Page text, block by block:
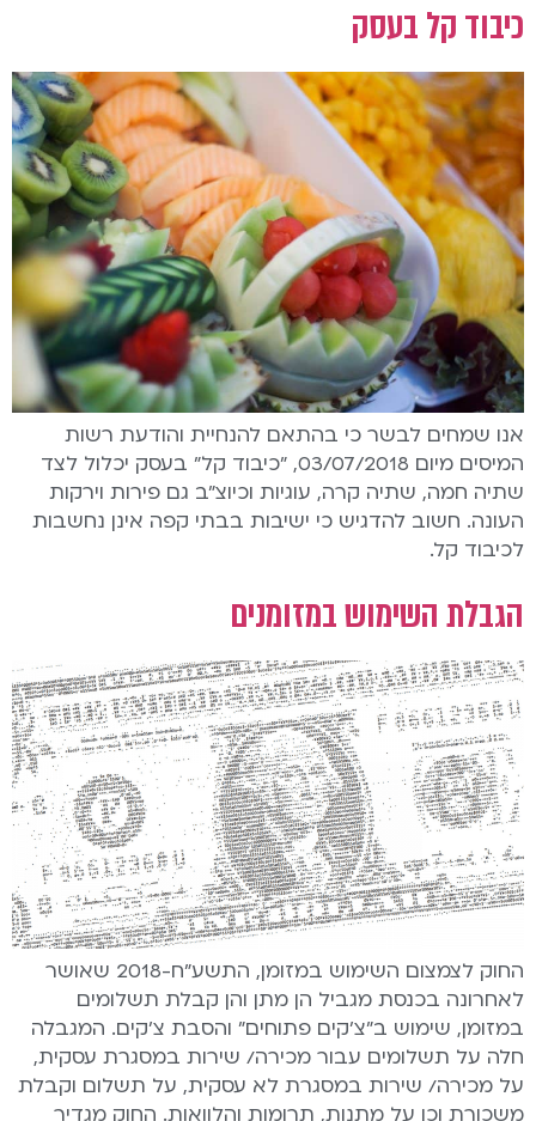
כיבוד קל בעסק
אנו שמחים לבשר כי בהתאם להנחיית והודעת רשות
המיסים מיום 03/07/2018, "כיבוד קל" בעסק יכלול לצד
שתיה חמה, שתיה קרה, עוגיות וכיוצ"ב גם פירות וירקות
העונה. חשוב להדגיש כי ישיבות בבתי קפה אינן נחשבות
לכיבוד קל.
הגבלת השימוש במזומנים
החוק לצמצום השימוש במזומן, התשע"ח-2018 שאושר
לאחרונה בכנסת מגביל הן מתן והן קבלת תשלומים
במזומן, שימוש ב"צ'קים פתוחים" והסבת צ'קים. המגבלה
חלה על תשלומים עבור מכירה/ שירות במסגרת עסקית,
על מכירה/ שירות במסגרת לא עסקית, על תשלום וקבלת
משכורת וכן על מתנות, תרומות והלוואות. החוק מגדיר